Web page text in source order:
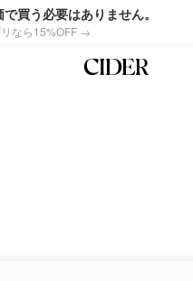
で買う必要はありません。
なら15%OFF →